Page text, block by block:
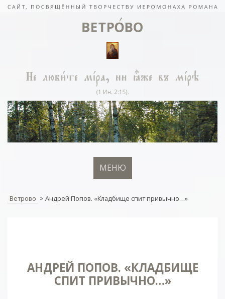
МЕНЮ
Ветрово > Андрей Попов. «Кладбище спит привычно…»
АНДРЕЙ ПОПОВ. «КЛАДБИЩЕ
СПИТ ПРИВЫЧНО…»